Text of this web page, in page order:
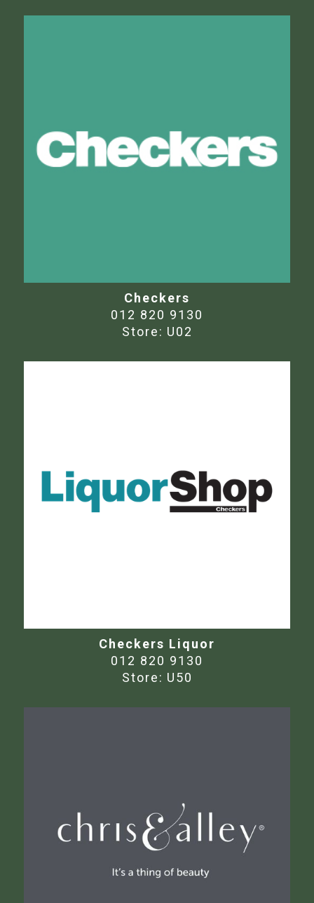
Checkers
012 820 9130
Store: U02
Checkers Liquor
012 820 9130
Store: U50